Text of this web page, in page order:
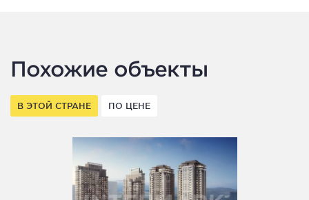
Похожие объекты
В ЭТОЙ СТРАНЕ ПО ЦЕНЕ